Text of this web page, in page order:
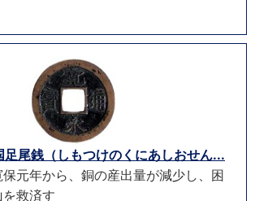
尾銭（しもつけのくにあしおせん...
元年から、銅の産出量が減少し、困
救済す